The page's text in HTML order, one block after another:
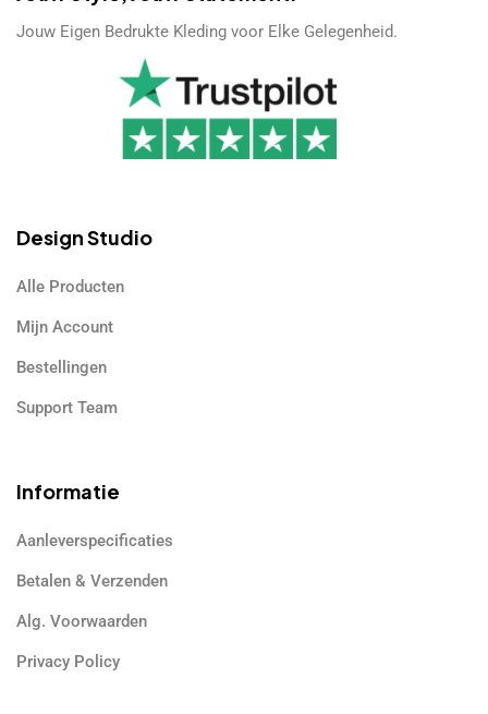
Jouw Eigen Bedrukte Kleding voor Elke Gelegenheid.
Design Studio
Alle Producten
Mijn Account
Bestellingen
Support Team
Informatie
Aanleverspecificaties
Betalen & Verzenden
Alg. Voorwaarden
Privacy Policy